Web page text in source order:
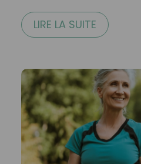
LIRE LA SUITE